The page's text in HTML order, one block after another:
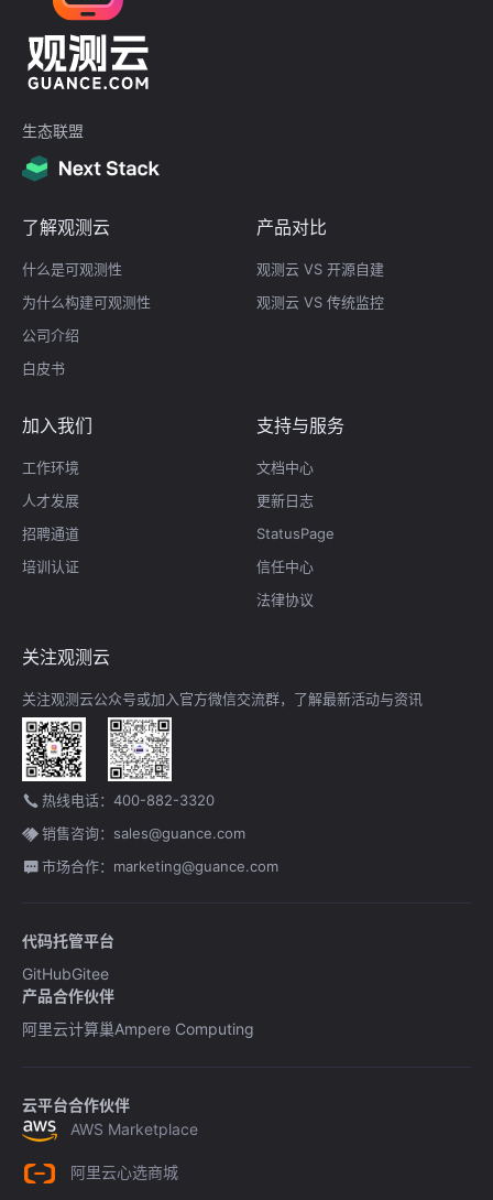
生态联盟
了解观测云
什么是可观测性
为什么构建可观测性
公司介绍
白皮书
产品对比
观测云 VS 开源自建
观测云 VS 传统监控
加入我们
工作环境
人才发展
招聘通道
培训认证
支持与服务
文档中心
更新日志
StatusPage
信任中心
法律协议
关注观测云
关注观测云公众号或加入官方微信交流群，了解最新活动与资讯
热线电话：400-882-3320
销售咨询：sales@guance.com
市场合作：marketing@guance.com
代码托管平台
GitHubGitee
产品合作伙伴
阿里云计算巢Ampere Computing
云平台合作伙伴
AWS Marketplace
阿里云心选商城